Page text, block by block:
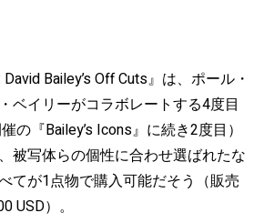
David Bailey’s Off Cuts』は、ポール・
ベイリーがコラボレートする4度目
の『Bailey’s Icons』に続き2度目）
被写体らの個性に合わせ選ばれたな
てが1点物で購入可能だそう（販売
USD）。